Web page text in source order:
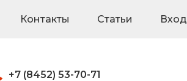
Контакты Статьи Вход
+7 (8452) 53-70-71